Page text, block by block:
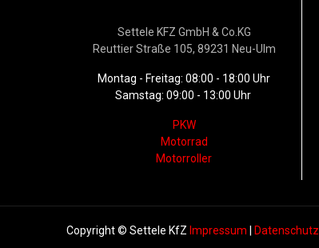
Settele KFZ GmbH & Co.KG
Reuttier Straße 105, 89231 Neu-Ulm
Montag - Freitag: 08:00 - 18:00 Uhr
Samstag: 09:00 - 13:00 Uhr
PKW
Motorrad
Motorroller
Copyright © Settele KfZ Impressum Datenschutz